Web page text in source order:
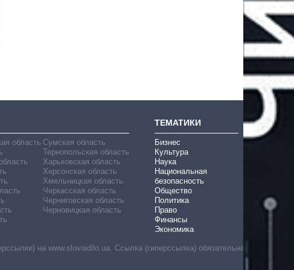
область Сумская область
Тернопольская область
Харьковская область
Херсонская область
Хмельницкая область
Черкасская область
Черниговская область
Черновицкая область
ТЕМАТИКИ
Бизнес
Культура
Наука
Национальная
безопасность
Общество
Политика
Право
Финансы
Экономика
на www.slovoidilo.ua. Ссылка (гиперссылка) обязательна